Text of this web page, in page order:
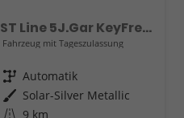
ST-Line 1.5 EB Autom. ST Line 5J.Gar KeyFree Kamera
Fahrzeug mit Tageszulassung
Getriebe Automatik
Außenfarbe Solar-Silver Metallic
Kilometerstand 9 km